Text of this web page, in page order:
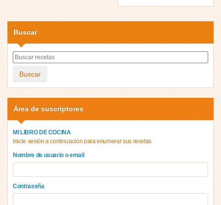
Buscar
Buscar
Área de suscriptores
MI LIBRO DE COCINA
Inicie sesión a continuación para enumerar sus recetas
Nombre de usuario o email
Contraseña